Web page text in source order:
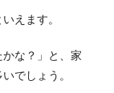
えます。
な？」と、家
でしょう。